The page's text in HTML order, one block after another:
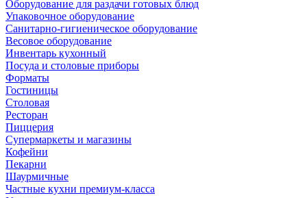
Оборудование для раздачи готовых блюд
Упаковочное оборудование
Санитарно-гигиеническое оборудование
Весовое оборудование
Инвентарь кухонный
Посуда и столовые приборы
Форматы
Гостиницы
Столовая
Ресторан
Пиццерия
Супермаркеты и магазины
Кофейни
Пекарни
Шаурмичные
Частные кухни премиум-класса